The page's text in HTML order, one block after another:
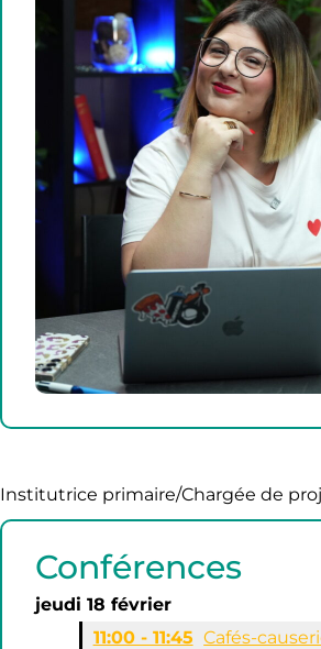
Institutrice primaire/Chargée de
Conférences
jeudi 18 février
11:00 - 11:45 Cafés-